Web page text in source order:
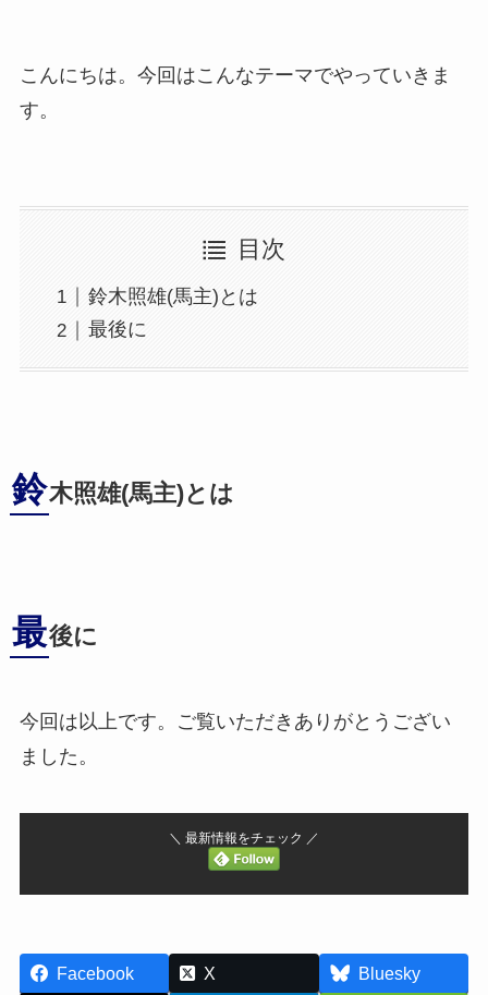
こんにちは。今回はこんなテーマでやっていきま
す。
目次
鈴木照雄(馬主)とは
最後に
鈴木照雄(馬主)とは
最後に
今回は以上です。ご覧いただきありがとうござい
ました。
＼ 最新情報をチェック ／
Facebook X
Bluesky